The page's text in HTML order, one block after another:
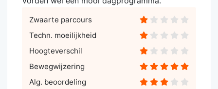
Zwaarte parcours
Techn. moeilijkheid
Hoogteverschil
Bewegwijzering
Alg. beoordeling